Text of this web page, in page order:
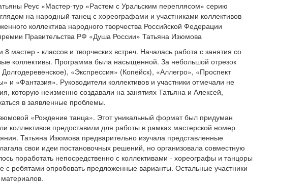
Реус «Мастер-тур «Растем с Уральским переплясом» серию
на народный танец с хореографами и участниками коллективов
коллектива народного творчества Российской Федерации
Правительства РФ «Душа России» Татьяна Изюмова
- классов и творческих встреч. Началась работа с занятия со
коллективы. Программа была насыщенной. За небольшой отрезок
«Экспрессия» (Копейск), «Аллегро», «Проспект
и «Фантазия». Руководители коллективов и участники отмечали не
которую неизменно создавали на занятиях Татьяна и Алексей,
в заявленные проблемы.
«Рождение танца». Этот уникальный формат был придуман
коллективов предоставили для работы в рамках мастерской номер
Татьяна Изюмова предварительно изучала представленные
свои идеи постановочных решений, но организовала совместную
поработать непосредственно с коллективами - хореографы и танцоры
ребятами опробовать предложенные варианты. Остальные участники